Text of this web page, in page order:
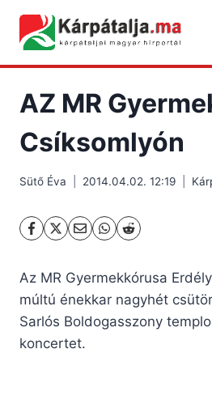
content
AZ MR
Csíksomlyón
Sütő Éva 2014.04.02. 12:19
Az MR Gyermekkórusa
múltú énekkar nagyhét
Sarlós Boldogasszony
koncertet.